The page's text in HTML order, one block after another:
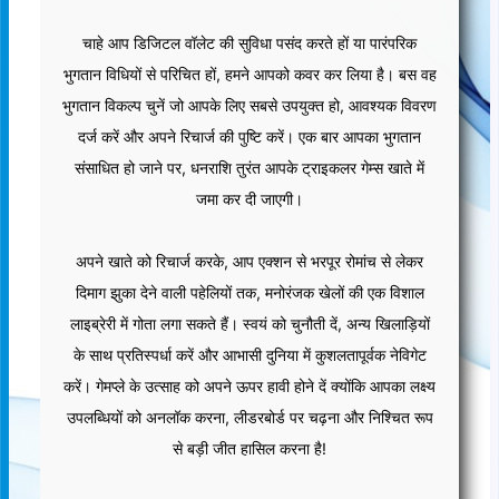
चाहे आप डिजिटल वॉलेट की सुविधा पसंद करते हों या पारंपरिक
भुगतान विधियों से परिचित हों, हमने आपको कवर कर लिया है। बस वह
भुगतान विकल्प चुनें जो आपके लिए सबसे उपयुक्त हो, आवश्यक विवरण
दर्ज करें और अपने रिचार्ज की पुष्टि करें। एक बार आपका भुगतान
संसाधित हो जाने पर, धनराशि तुरंत आपके ट्राइकलर गेम्स खाते में
जमा कर दी जाएगी।
अपने खाते को रिचार्ज करके, आप एक्शन से भरपूर रोमांच से लेकर
दिमाग झुका देने वाली पहेलियों तक, मनोरंजक खेलों की एक विशाल
लाइब्रेरी में गोता लगा सकते हैं। स्वयं को चुनौती दें, अन्य खिलाड़ियों
के साथ प्रतिस्पर्धा करें और आभासी दुनिया में कुशलतापूर्वक नेविगेट
करें। गेमप्ले के उत्साह को अपने ऊपर हावी होने दें क्योंकि आपका लक्ष्य
उपलब्धियों को अनलॉक करना, लीडरबोर्ड पर चढ़ना और निश्चित रूप
से बड़ी जीत हासिल करना है!